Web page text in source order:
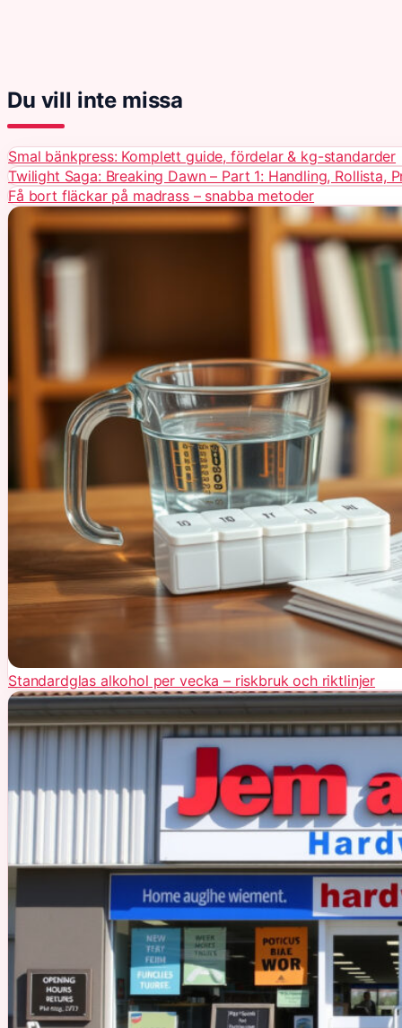
Du vill inte missa
Smal bänkpress: Komplett guide, fördelar & kg-standarder
Twilight Saga: Breaking Dawn – Part 1: Handling, Rollista,
Få bort fläckar på madrass – snabba metoder
Standardglas alkohol per vecka – riskbruk och riktlinjer